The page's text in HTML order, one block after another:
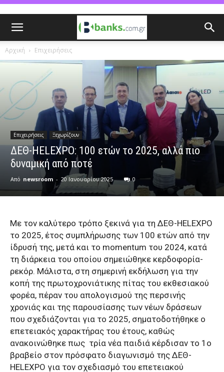
Αρχική Επιχειρήσεις
Επιχειρήσεις Ξεχωρίζουν
ΔΕΘ-HELEXPO: 100 ετών το 2025, αλλά πιο
δυναμική από ποτέ
Από newsroom - 20 Ιανουαρίου 2025 0
Με τον καλύτερο τρόπο ξεκινά για τη ΔΕΘ-HELEXPO
το 2025, έτος συμπλήρωσης των 100 ετών από την
ίδρυσή της, μετά και το momentum του 2024, κατά
τη διάρκεια του οποίου σημειώθηκε κερδοφορία-
ρεκόρ. Μάλιστα, στη σημερινή εκδήλωση για την
κοπή της πρωτοχρονιάτικης πίτας του εκθεσιακού
φορέα, πέραν του απολογισμού της περσινής
χρονιάς και της παρουσίασης των νέων δράσεων
που σχεδιάζονται για το 2025, σηματοδοτήθηκε ο
επετειακός χαρακτήρας του έτους, καθώς
ανακοινώθηκε πως τρία νέα παιδιά κέρδισαν το 1ο
βραβείο στον πρόσφατο διαγωνισμό της ΔΕΘ-
HELEXPO για τον σχεδιασμό του επετειακού